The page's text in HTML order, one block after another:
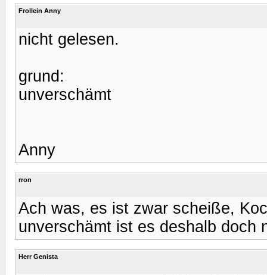
Frollein Anny
nicht gelesen.
grund:
unverschämt
Anny
rron
Ach was, es ist zwar scheiße,
unverschämt ist es deshalb doch
Herr Genista